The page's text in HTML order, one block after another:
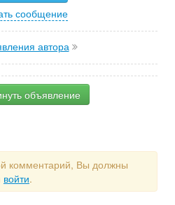
сообщение
автора
объявление
комментарий, Вы должны
войти.